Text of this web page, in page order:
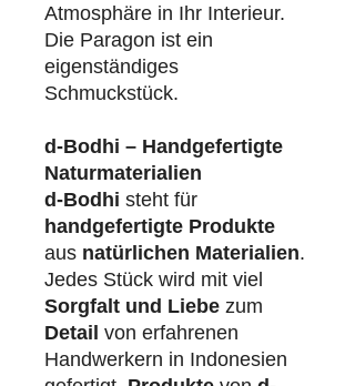
Atmosphäre in Ihr Interieur.
Die Paragon ist ein
eigenständiges
Schmuckstück.
d-Bodhi – Handgefertigte
Naturmaterialien
d-Bodhi steht für
handgefertigte Produkte
aus natürlichen Materialien.
Jedes Stück wird mit viel
Sorgfalt und Liebe zum
Detail von erfahrenen
Handwerkern in Indonesien